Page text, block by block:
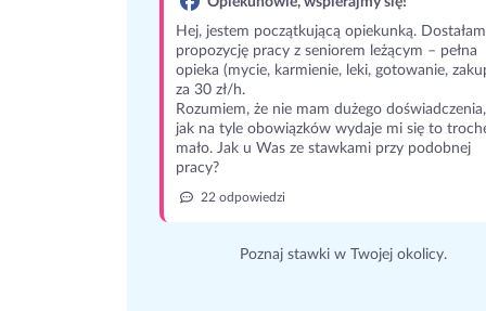
Hej, jestem początkującą opiekunką. Dostałam
propozycję pracy z seniorem leżącym – pełna
opieka (mycie, karmienie, leki, gotowanie,
za 30 zł/h.
Rozumiem, że nie mam dużego
jak na tyle obowiązków wydaje mi się to
mało. Jak u Was ze stawkami przy podobnej
pracy?
22 odpowiedzi
Poznaj stawki w Twojej okolicy.